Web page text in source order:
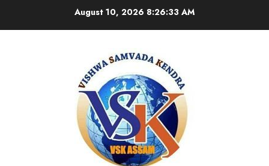
August 10, 2026 8:26:33 AM